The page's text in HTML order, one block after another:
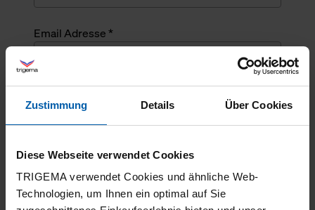
Zustimmung Details Über Cookies
Diese Webseite verwendet Cookies
TRIGEMA verwendet Cookies und ähnliche Web-
Technologien, um Ihnen ein optimal auf Sie
Email Adresse *
Angefragte Menge *
Mehrzeiliger Text